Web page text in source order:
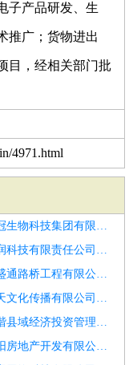
子产品研发、生
推广；货物进出
目，经相关部门批
4971.html
山西文冠生物科技集团有限公司招聘销售经理
陕西德润科技有限责任公司招聘销售经理
山西鹏盛通路桥工程有限公司招聘小儿产品线销售经理
山西久天文化传播有限公司招聘区域销售经理
陕西和谐县域经济投资管理有限公司招聘销售经理
山西晋阳房地产开发有限公司招聘销售经理